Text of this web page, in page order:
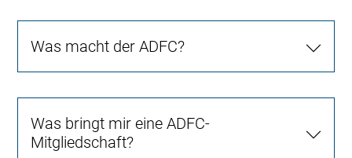
Was macht der ADFC?
Was bringt mir eine ADFC-
Mitgliedschaft?